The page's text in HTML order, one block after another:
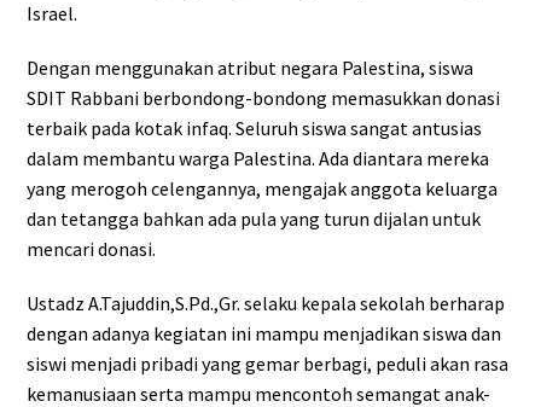
Israel.
Dengan menggunakan atribut negara Palestina, siswa
SDIT Rabbani berbondong-bondong memasukkan donasi
terbaik pada kotak infaq. Seluruh siswa sangat antusias
dalam membantu warga Palestina. Ada diantara mereka
yang merogoh celengannya, mengajak anggota keluarga
dan tetangga bahkan ada pula yang turun dijalan untuk
mencari donasi.
Ustadz A.Tajuddin,S.Pd.,Gr. selaku kepala sekolah berharap
dengan adanya kegiatan ini mampu menjadikan siswa dan
siswi menjadi pribadi yang gemar berbagi, peduli akan rasa
kemanusiaan serta mampu mencontoh semangat anak-